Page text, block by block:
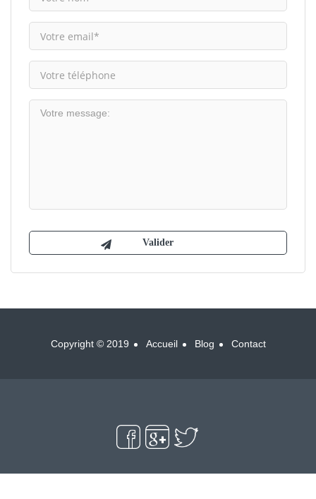
Copyright © 2019 Accueil Blog Contact